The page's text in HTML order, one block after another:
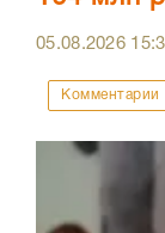
05.08.2026
Комментарии